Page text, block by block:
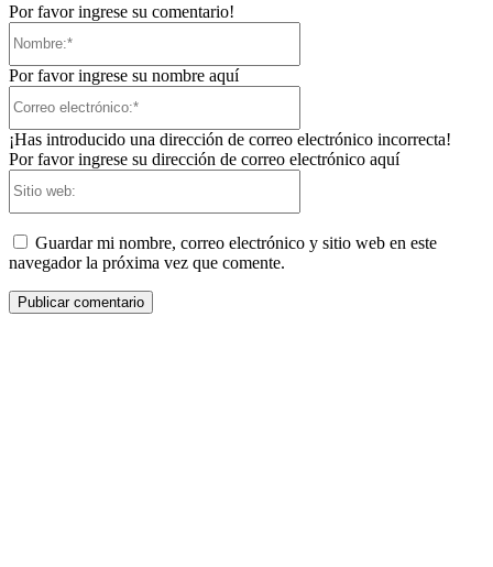
Por favor ingrese su comentario!
Por favor ingrese su nombre aquí
¡Has introducido una dirección de correo electrónico incorrecta!
Por favor ingrese su dirección de correo electrónico aquí
Guardar mi nombre, correo electrónico y sitio web en este
navegador la próxima vez que comente.